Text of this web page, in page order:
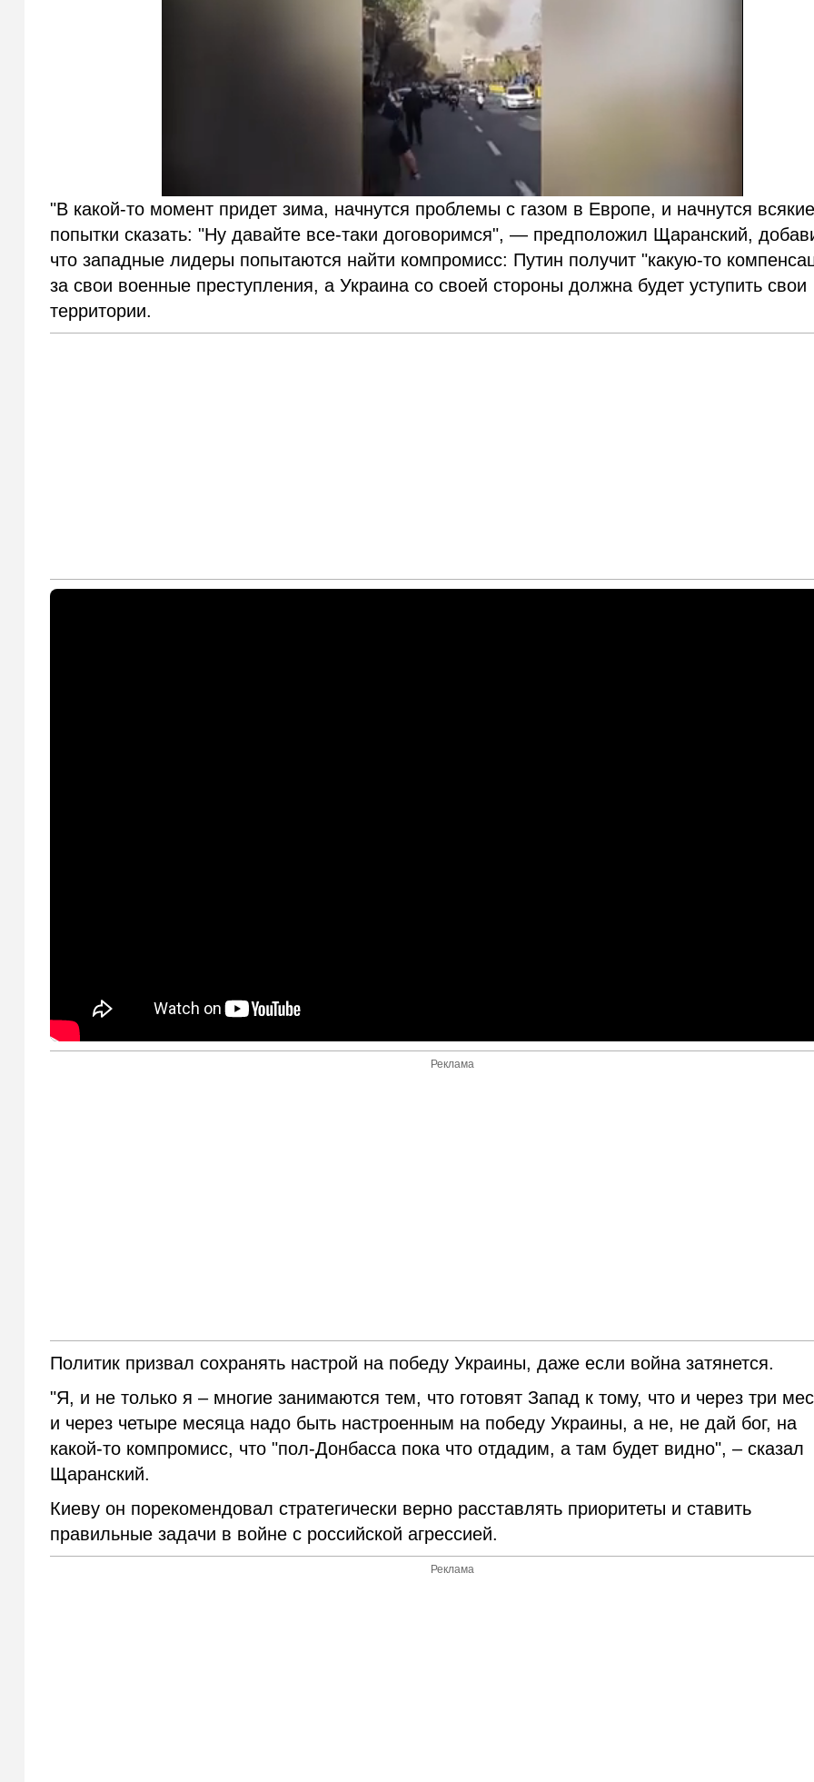
"В какой-то момент придет зима, начнутся проблемы с газом в Европе, и начнутся всякие
попытки сказать: "Ну давайте все-таки договоримся", — предположил Щаранский,
что западные лидеры попытаются найти компромисс: Путин получит "какую-то
за свои военные преступления, а Украина со своей стороны должна будет уступить свои
территории.
Реклама
Политик призвал сохранять настрой на победу Украины, даже если война затянется.
"Я, и не только я – многие занимаются тем, что готовят Запад к тому, что и через три
и через четыре месяца надо быть настроенным на победу Украины, а не, не дай бог, на
какой-то компромисс, что "пол-Донбасса пока что отдадим, а там будет видно", – сказал
Щаранский.
Киеву он порекомендовал стратегически верно расставлять приоритеты и ставить
правильные задачи в войне с российской агрессией.
Реклама